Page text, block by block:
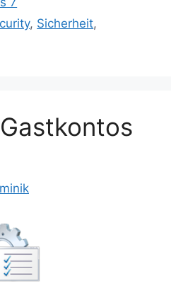
, Sicherheit,